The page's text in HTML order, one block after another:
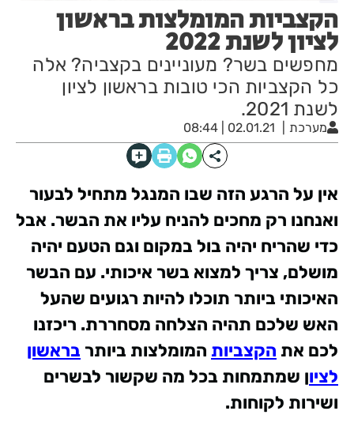
הקצביות המומלצות בראשון
לציון לשנת 2022
מחפשים בשר? מעוניינים בקצביה? אלה
כל הקצביות הכי טובות בראשון לציון
לשנת 2021.
מערכת 02.01.21 | 08:44
אין על הרגע הזה שבו המנגל מתחיל לבעור
ואנחנו רק מחכים להניח עליו את הבשר. אבל
כדי שהריח יהיה בול במקום וגם הטעם יהיה
מושלם, צריך למצוא בשר איכותי. עם הבשר
האיכותי ביותר תוכלו להיות רגועים שהעל
האש שלכם תהיה הצלחה מסחררת. ריכזנו
לכם את הקצביות המומלצות ביותר בראשון
לציון שמתמחות בכל מה שקשור לבשרים
ושירות לקוחות.